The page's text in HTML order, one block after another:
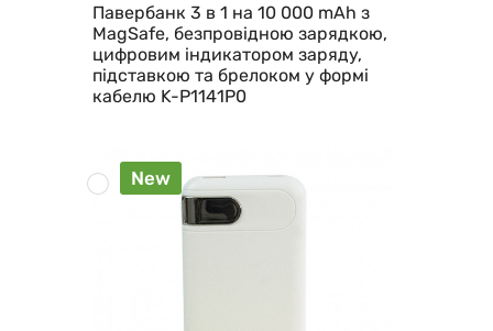
Павербанк 3 в 1 на 10 000 mAh з
MagSafe, безпровідною зарядкою,
цифровим індикатором заряду,
підставкою та брелоком у формі
кабелю K-P1141P0
New